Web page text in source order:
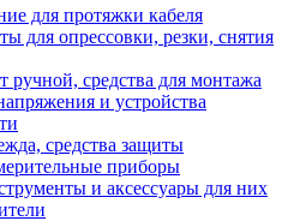
для протяжки кабеля
для опрессовки, резки, снятия
ручной, средства для монтажа
и устройства
средства защиты
приборы
и аксессуары для них